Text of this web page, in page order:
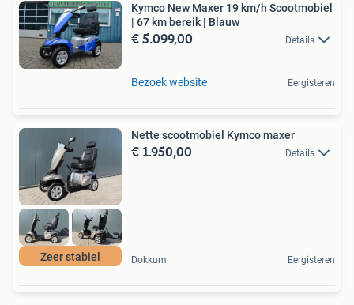
Kymco New Maxer 19 km/h Scootmobiel
| 67 km bereik | Blauw
€ 5.099,00 Details
Bezoek website Eergisteren
Zeer stabiel
Nette scootmobiel Kymco maxer
€ 1.950,00 Details
Dokkum Eergisteren